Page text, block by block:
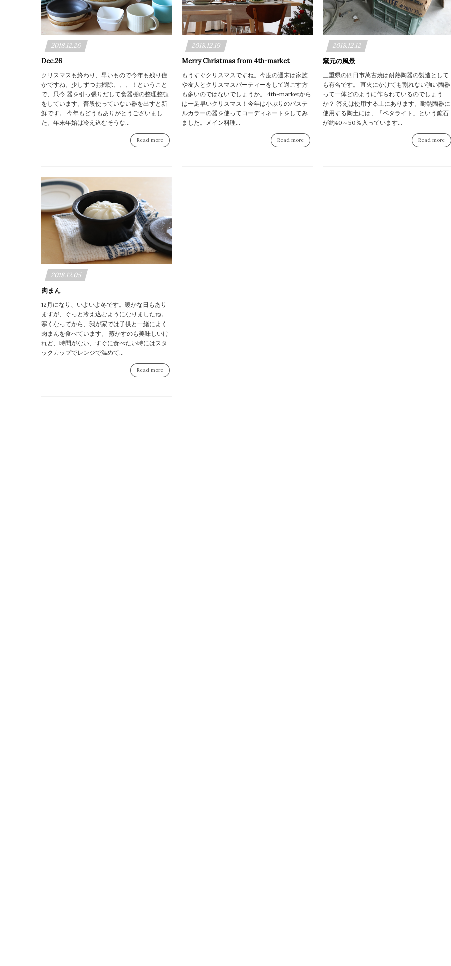
2018.12.26
Dec.26
クリスマスも終わり、早いもので今年も残り僅
かですね。少しずつお掃除、、、！ということ
で、只今 器を引っ張りだして食器棚の整理整頓
をしています。普段使っていない器を出すと新
鮮です。 今年もどうもありがとうございまし
た。年末年始は冷え込むそうな...
Read more
2018.12.19
Merry Christmas from 4th-market
もうすぐクリスマスですね。今度の週末は家族
や友人とクリスマスパーティーをして過ごす方
も多いのではないでしょうか。 4th-marketから
は一足早いクリスマス！今年は小ぶりのパステ
ルカラーの器を使ってコーディネートをしてみ
ました。メイン料理...
Read more
2018.12.12
窯元の風景
三重県の四日市萬古焼は耐熱陶器の製造として
も有名です。 直火にかけても割れない強い陶器
って一体どのように作られているのでしょう
か？ 答えは使用する土にあります。耐熱陶器に
使用する陶土には、「ペタライト」という鉱石
が約40～50％入っています...
Read more
2018.12.05
肉まん
12月になり、いよいよ冬です。暖かな日もあり
ますが、ぐっと冷え込むようになりましたね。
寒くなってから、我が家では子供と一緒によく
肉まんを食べています。 蒸かすのも美味しいけ
れど、時間がない、すぐに食べたい時にはスタ
ックカップでレンジで温めて...
Read more